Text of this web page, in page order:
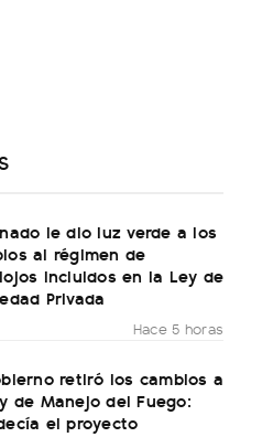
le dio luz verde a los
al régimen de
incluidos en la Ley de
Privada
Hace 5 horas
retiró los cambios a
de Manejo del Fuego:
el proyecto